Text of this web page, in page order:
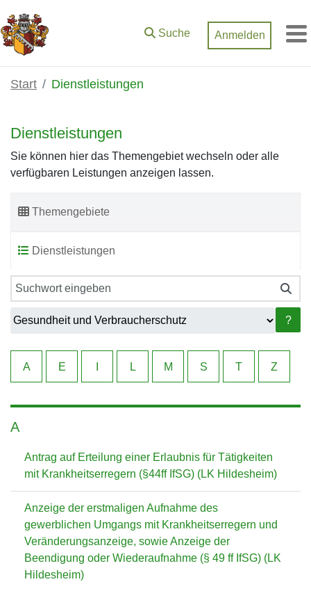
Zum Hauptinhalt springen
Suche Anmelden
Start Dienstleistungen
Dienstleistungen
Sie können hier das Themengebiet wechseln oder alle
verfügbaren Leistungen anzeigen lassen.
Themengebiete
Dienstleistungen
?
A E L M S T Z
A
Antrag auf Erteilung einer Erlaubnis für Tätigkeiten
mit Krankheitserregern (§44ff IfSG) (LK Hildesheim)
Anzeige der erstmaligen Aufnahme des
gewerblichen Umgangs mit Krankheitserregern und
Veränderungsanzeige, sowie Anzeige der
Beendigung oder Wiederaufnahme (§ 49 ff IfSG) (LK
Hildesheim)